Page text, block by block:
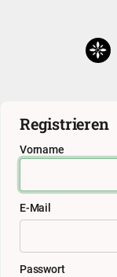
Registrieren
Vorname
E-Mail
Passwort